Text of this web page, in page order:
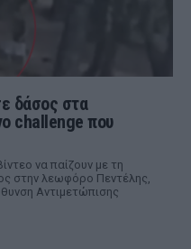
δάσος στα
challenge που
να παίζουν με τη
στην λεωφόρο Πεντέλης,
Αντιμετώπισης